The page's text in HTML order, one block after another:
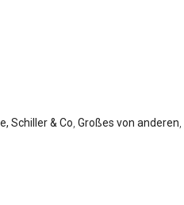
Schiller & Co Großes von anderen